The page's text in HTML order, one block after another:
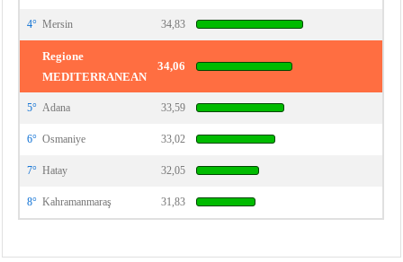
4° Mersin 34,83
Regione
MEDITERRANEAN
34,06
5° Adana 33,59
6° Osmaniye 33,02
7° Hatay 32,05
8° Kahramanmaraş 31,83